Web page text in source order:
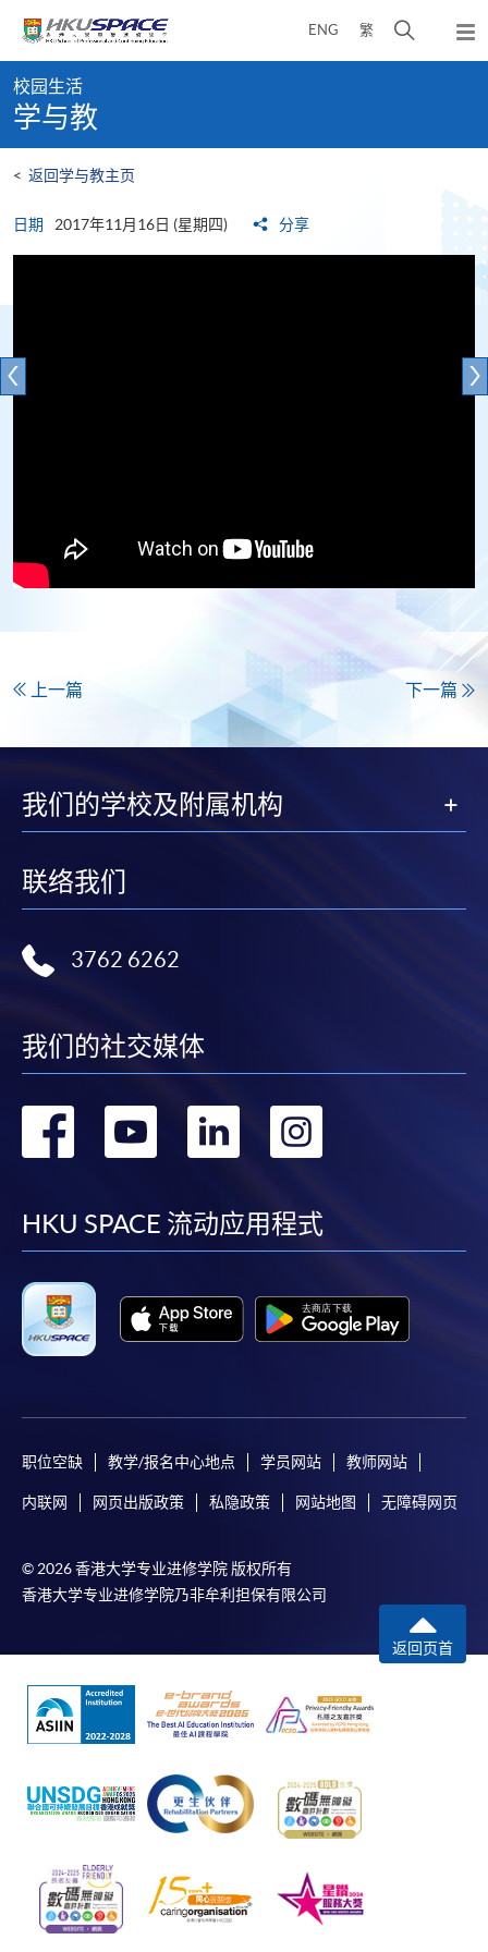
content
ENG 繁
开
弹
出
content
start
校园生活
学与教
< 返回学与教主页
日期 2017年11月16日 (星期四) 分享
上一篇 下一篇
我们的学校及附属机构
联络我们
3762 6262
我们的社交媒体
转
facebook
转
youtube
转
linkedin
转
HKU SPACE 流动应用程式
职位空缺 教学/报名中心地点 学员网站 教师网站
内联网 网页出版政策 私隐政策 网站地图 无障碍网页
© 2026 香港大学专业进修学院 版权所有
香港大学专业进修学院乃非牟利担保有限公司
返回页首